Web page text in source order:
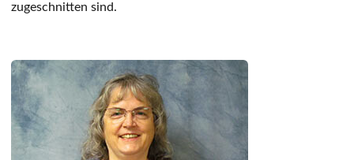
zugeschnitten sind.